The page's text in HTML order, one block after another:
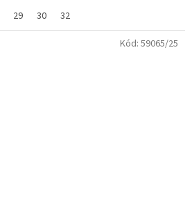
29 30 32
Kód: 59065/25